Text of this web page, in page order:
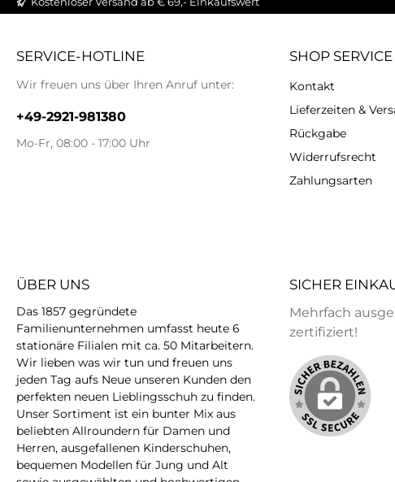
SERVICE-HOTLINE
Wir freuen uns über Ihren Anruf unter:
+49-2921-981380
Mo-Fr, 08:00 - 17:00 Uhr
SHOP SERVICE
Kontakt
Lieferzeiten &
Rückgabe
Widerrufsrecht
Zahlungsarten
ÜBER UNS
Das 1857 gegründete
Familienunternehmen umfasst heute 6
stationäre Filialen mit ca. 50 Mitarbeitern.
Wir lieben was wir tun und freuen uns
jeden Tag aufs Neue unseren Kunden den
perfekten neuen Lieblingsschuh zu finden.
Unser Sortiment ist ein bunter Mix aus
beliebten Allroundern für Damen und
Herren, ausgefallenen Kinderschuhen,
bequemen Modellen für Jung und Alt
SICHER
Mehrfach
zertifiziert!